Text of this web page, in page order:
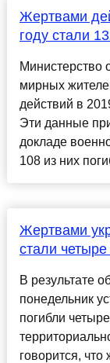
Жертвами
году стали
Министерство
мирных
действий в
Эти данные
докладе
108 из них
Жертвами
стали
В результате
понедельник
погибли
говорится,